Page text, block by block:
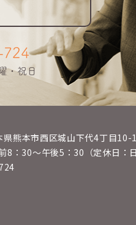
・祝日
熊本市西区城山下代4丁目10-
8：30～午後5：30（定休日：